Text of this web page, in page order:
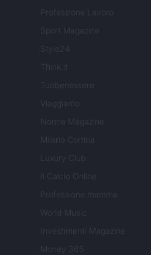
Professione Lavoro
Sport Magazine
Style24
Think.it
Tuobenessere
Viaggiamo
Nonne Magazine
Milano Cortina
Luxury Club
Il Calcio Online
Professione mamma
World Music
Investimenti Magazine
Money 365